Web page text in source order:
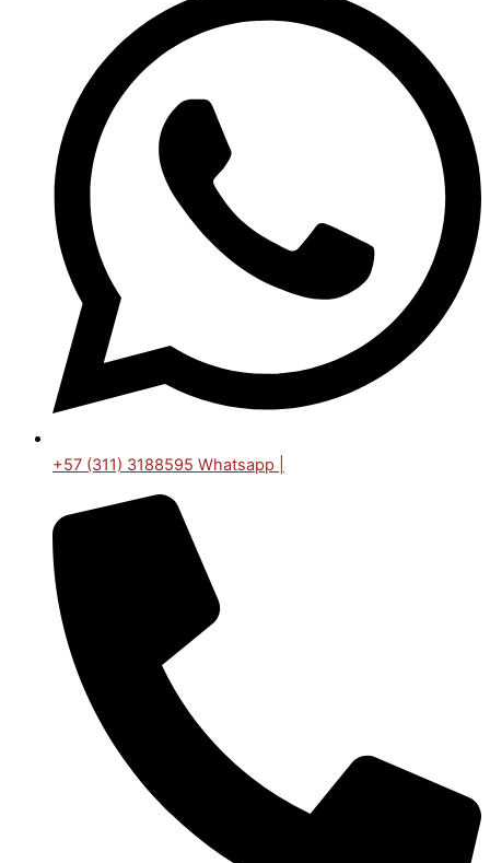
+57 (311) 3188595 Whatsapp |